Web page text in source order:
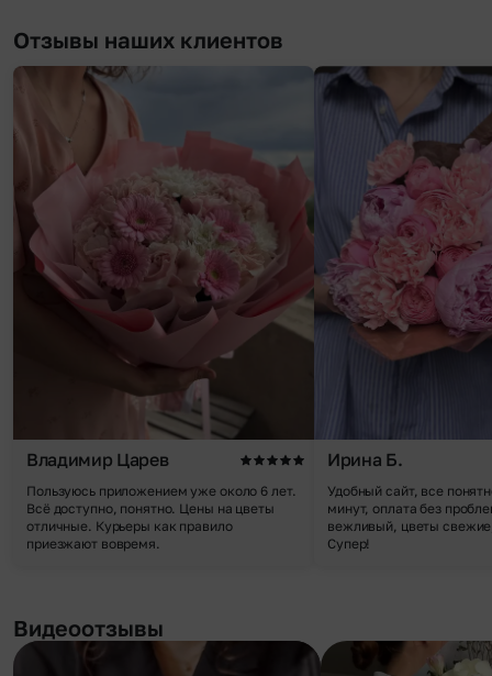
Отзывы наших клиентов
Владимир Царев
Пользуюсь приложением уже около 6 лет.
Всё доступно, понятно. Цены на цветы
отличные. Курьеры как правило
приезжают вовремя.
Ирина Б.
Удобный сайт, все
минут, оплата без
вежливый, цветы
Супер!
Видеоотзывы